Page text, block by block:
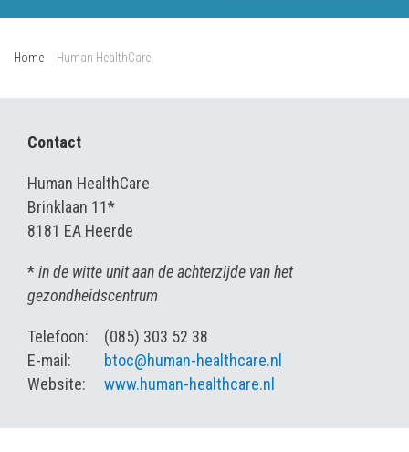
Home Human HealthCare
Contact
Human HealthCare
Brinklaan 11*
8181 EA Heerde
*in de witte unit aan de achterzijde van het
gezondheidscentrum
Telefoon:
(085) 303 52 38
E-mail:
btoc@human-healthcare.nl
Website:
www.human-healthcare.nl